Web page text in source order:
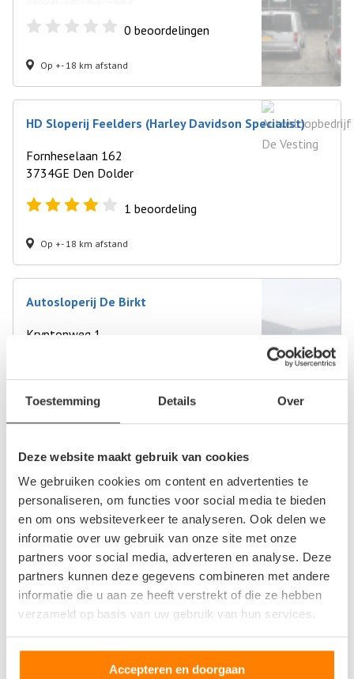
Toestemming Details Over
Deze website maakt gebruik van cookies
We gebruiken cookies om content en advertenties te
personaliseren, om functies voor social media te bieden
en om ons websiteverkeer te analyseren. Ook delen we
informatie over uw gebruik van onze site met onze
partners voor social media, adverteren en analyse. Deze
partners kunnen deze gegevens combineren met andere
informatie die u aan ze heeft verstrekt of die ze hebben
verzameld op basis van uw gebruik van hun services.
Accepteren en doorgaan
0 beoordelingen
Op +- 18 km afstand
HD Sloperij Feelders (Harley Davidson Specialist)
Fornheselaan 162
3734GE Den Dolder
1 beoordeling
Op +- 18 km afstand
Autosloperij De Birkt
Kryptonweg 1
Op +- 19 km afstand
Autosloperij in de buurt van Naarden
's-Graveland
Aalsmeer
Alkmaar
Amstelveen
Amsterdam
Ankeveen
Anna Paulowna